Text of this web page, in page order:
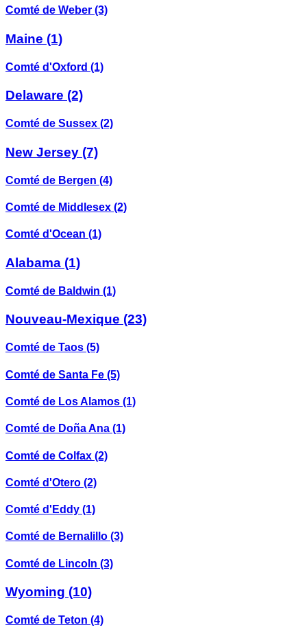
Comté de Weber (3)
Maine (1)
Comté d'Oxford (1)
Delaware (2)
Comté de Sussex (2)
New Jersey (7)
Comté de Bergen (4)
Comté de Middlesex (2)
Comté d'Ocean (1)
Alabama (1)
Comté de Baldwin (1)
Nouveau-Mexique (23)
Comté de Taos (5)
Comté de Santa Fe (5)
Comté de Los Alamos (1)
Comté de Doña Ana (1)
Comté de Colfax (2)
Comté d'Otero (2)
Comté d'Eddy (1)
Comté de Bernalillo (3)
Comté de Lincoln (3)
Wyoming (10)
Comté de Teton (4)